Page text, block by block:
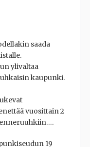
saada
ylivaltaa
kaupunki.
vuosittain 2
19